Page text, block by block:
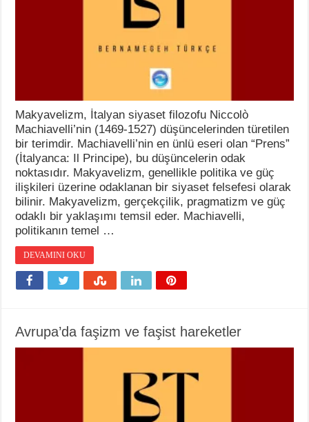
Makyavelizm, İtalyan siyaset filozofu Niccolò
Machiavelli’nin (1469-1527) düşüncelerinden türetilen
bir terimdir. Machiavelli’nin en ünlü eseri olan “Prens”
(İtalyanca: Il Principe), bu düşüncelerin odak
noktasıdır. Makyavelizm, genellikle politika ve güç
ilişkileri üzerine odaklanan bir siyaset felsefesi olarak
bilinir. Makyavelizm, gerçekçilik, pragmatizm ve güç
odaklı bir yaklaşımı temsil eder. Machiavelli,
politikanın temel …
DEVAMINI OKU
Avrupa’da faşizm ve faşist hareketler